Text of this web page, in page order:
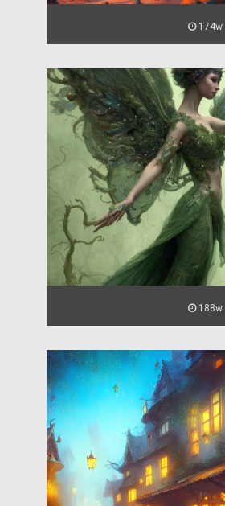
174w
188w